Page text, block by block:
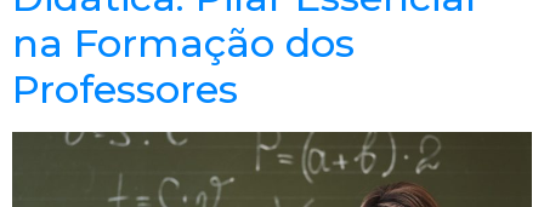
na Formação dos
Professores